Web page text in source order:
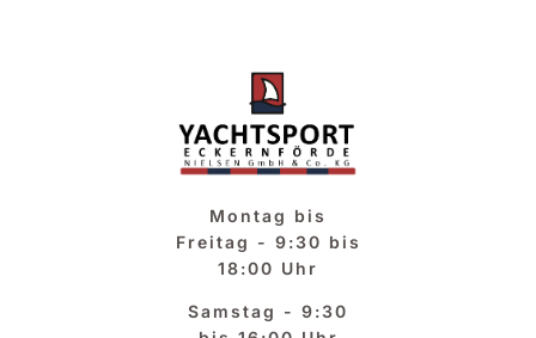
Montag bis
Freitag - 9:30 bis
18:00 Uhr
Samstag - 9:30